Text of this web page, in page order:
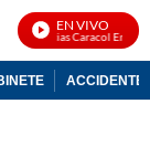
EN VIVO
Noticias Caracol En Vivo
ACCIDENTE